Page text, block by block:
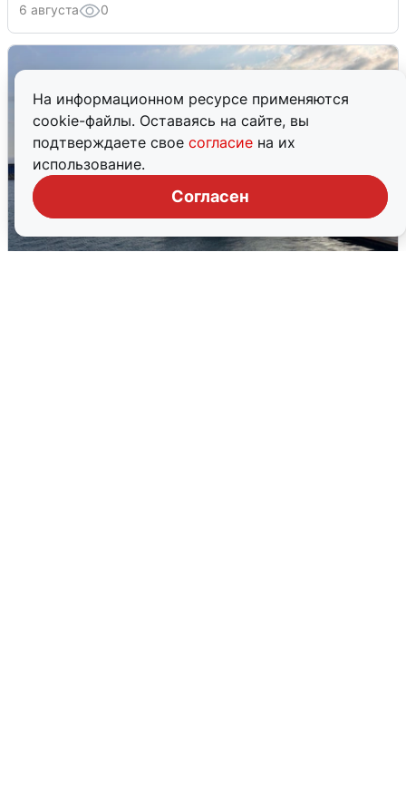
На информационном ресурсе применяются
cookie-файлы. Оставаясь на сайте, вы
подтверждаете свое согласие на их
использование.
Согласен
6 августа 0